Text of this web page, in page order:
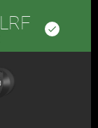
LRF done